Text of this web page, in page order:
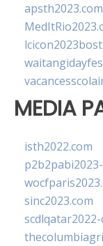
apsth2023.com
MEDIA
isth2022.com
sinc2023.com
scdlqatar2022-